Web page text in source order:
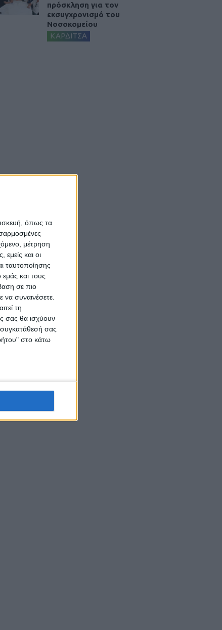
όπως τα
μέτρηση
εμείς και οι
ταυτοποίησης
και τους
σε πιο
να συναινέσετε.
τη
σας θα ισχύουν
συγκατάθεσή σας
στο κάτω
πρόσκληση για τον
εκσυγχρονισμό του
Νοσοκομείου
ΚΑΡΔΙΤΣΑ